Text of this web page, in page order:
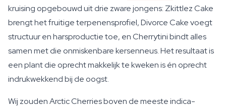
kruising opgebouwd uit drie zware jongens: Zkittlez Cake
brengt het fruitige terpenensprofiel, Divorce Cake voegt
structuur en harsproductie toe, en Cherrytini bindt alles
samen met die onmiskenbare kersenneus. Het resultaat is
een plant die oprecht makkelijk te kweken is én oprecht
indrukwekkend bij de oogst.
Wij zouden Arctic Cherries boven de meeste indica-